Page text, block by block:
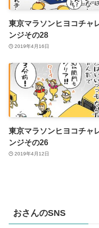
東京マラソンヒヨコチャ
ンジその28
2019年4月16日
東京マラソンヒヨコチャ
ンジその26
2019年4月12日
おさんのSNS